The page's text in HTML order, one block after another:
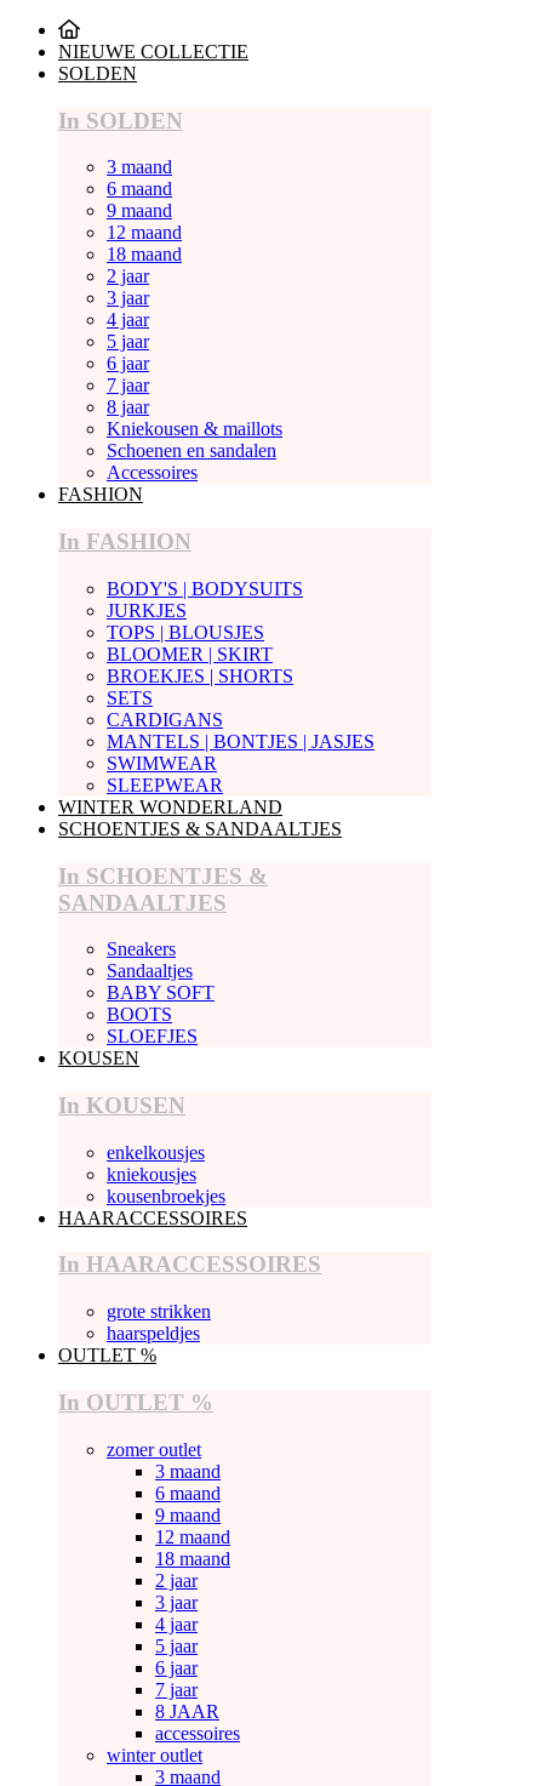
NIEUWE COLLECTIE
SOLDEN
In SOLDEN
3 maand
6 maand
9 maand
12 maand
18 maand
2 jaar
3 jaar
4 jaar
5 jaar
6 jaar
7 jaar
8 jaar
Kniekousen & maillots
Schoenen en sandalen
Accessoires
FASHION
In FASHION
BODY'S | BODYSUITS
JURKJES
TOPS | BLOUSJES
BLOOMER | SKIRT
BROEKJES | SHORTS
SETS
CARDIGANS
MANTELS | BONTJES | JASJES
SWIMWEAR
SLEEPWEAR
WINTER WONDERLAND
SCHOENTJES & SANDAALTJES
In SCHOENTJES &
SANDAALTJES
Sneakers
Sandaaltjes
BABY SOFT
BOOTS
SLOEFJES
KOUSEN
In KOUSEN
enkelkousjes
kniekousjes
kousenbroekjes
HAARACCESSOIRES
In HAARACCESSOIRES
grote strikken
haarspeldjes
OUTLET %
In OUTLET %
zomer outlet
3 maand
6 maand
9 maand
12 maand
18 maand
2 jaar
3 jaar
4 jaar
5 jaar
6 jaar
7 jaar
8 JAAR
accessoires
winter outlet
3 maand